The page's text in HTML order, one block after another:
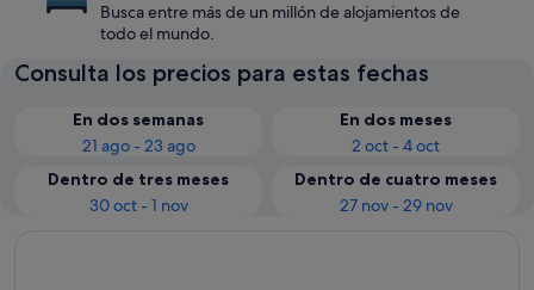
Busca entre más de un millón de alojamientos de
todo el mundo.
Consulta los precios para estas fechas
En dos semanas
21 ago - 23 ago
En dos meses
2 oct - 4 oct
Dentro de tres meses
30 oct - 1 nov
Dentro de cuatro meses
27 nov - 29 nov